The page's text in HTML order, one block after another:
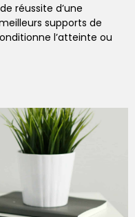
réussite d’une
supports de
l’atteinte ou